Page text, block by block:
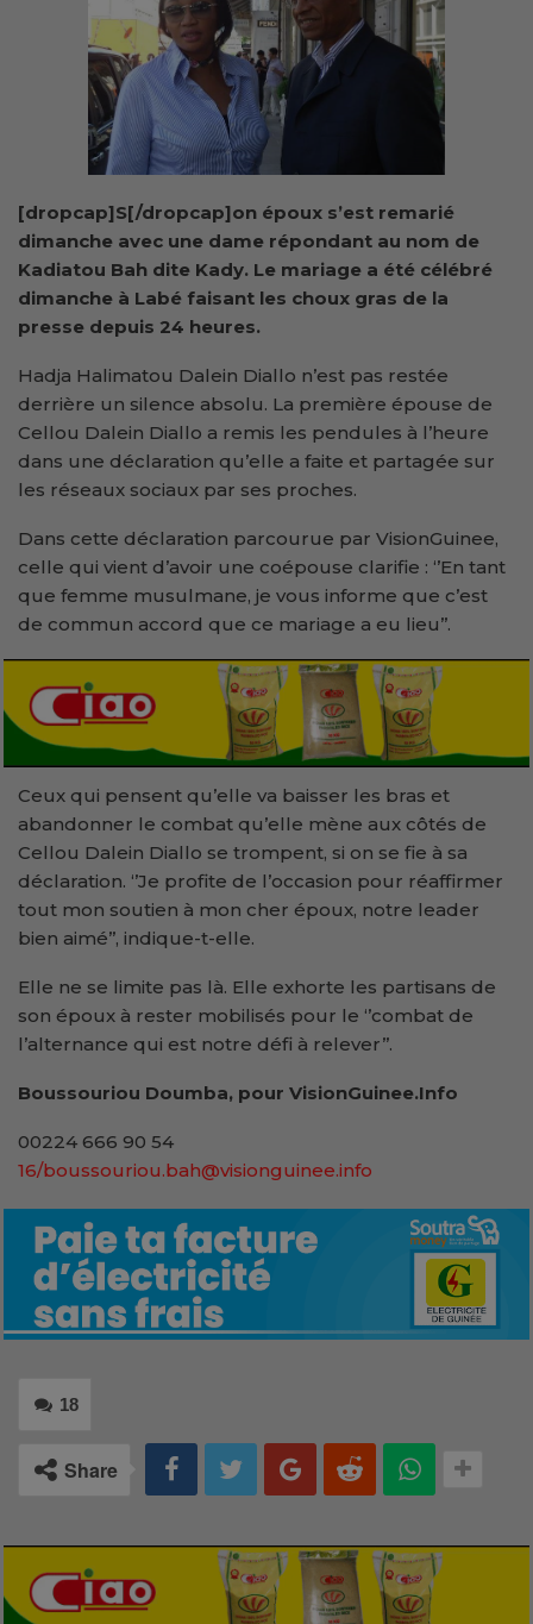
[dropcap]S[/dropcap]on époux s’est remarié
dimanche avec une dame répondant au nom de
Kadiatou Bah dite Kady. Le mariage a été célébré
dimanche à Labé faisant les choux gras de la
presse depuis 24 heures.
Hadja Halimatou Dalein Diallo n’est pas restée
derrière un silence absolu. La première épouse de
Cellou Dalein Diallo a remis les pendules à l’heure
dans une déclaration qu’elle a faite et partagée sur
les réseaux sociaux par ses proches.
Dans cette déclaration parcourue par VisionGuinee,
celle qui vient d’avoir une coépouse clarifie : ‘’En tant
que femme musulmane, je vous informe que c’est
de commun accord que ce mariage a eu lieu’’.
Ceux qui pensent qu’elle va baisser les bras et
abandonner le combat qu’elle mène aux côtés de
Cellou Dalein Diallo se trompent, si on se fie à sa
déclaration. ‘’Je profite de l’occasion pour réaffirmer
tout mon soutien à mon cher époux, notre leader
bien aimé’’, indique-t-elle.
Elle ne se limite pas là. Elle exhorte les partisans de
son époux à rester mobilisés pour le ‘’combat de
l’alternance qui est notre défi à relever’’.
Boussouriou Doumba, pour VisionGuinee.Info
00224 666 90 54
16/boussouriou.bah@visionguinee.info
18
Share